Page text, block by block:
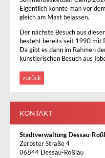
Eigentlich könnte man vor
gleich am Mast belassen.
Der nächste Besuch aus
besteht bereits seit 1990 mit
Da gibt es dann im Rahmen
künstlerischen Besuch aus
zurück
KONTAKT
Stadtverwaltung Dessau-
Zerbster Straße 4
06844 Dessau-Roßlau